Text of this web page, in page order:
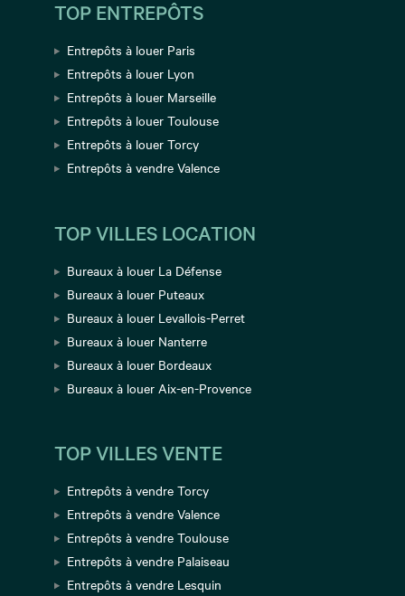
TOP ENTREPÔTS
Entrepôts à louer Paris
Entrepôts à louer Lyon
Entrepôts à louer Marseille
Entrepôts à louer Toulouse
Entrepôts à louer Torcy
Entrepôts à vendre Valence
TOP VILLES LOCATION
Bureaux à louer La Défense
Bureaux à louer Puteaux
Bureaux à louer Levallois-Perret
Bureaux à louer Nanterre
Bureaux à louer Bordeaux
Bureaux à louer Aix-en-Provence
TOP VILLES VENTE
Entrepôts à vendre Torcy
Entrepôts à vendre Valence
Entrepôts à vendre Toulouse
Entrepôts à vendre Palaiseau
Entrepôts à vendre Lesquin